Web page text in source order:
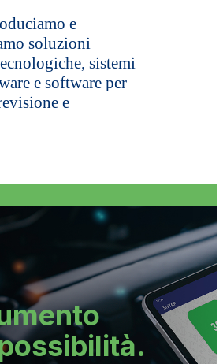
e
soluzioni
sistemi
e software per
e